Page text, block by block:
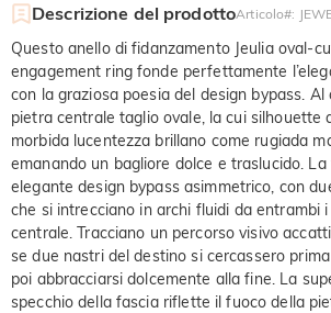
Descrizione del prodottoArticolo#:
Questo anello di fidanzamento Jeulia oval-
engagement ring fonde perfettamente
con la graziosa poesia del design bypass.
pietra centrale taglio ovale, la cui silhouette
morbida lucentezza brillano come rugiada
emanando un bagliore dolce e traslucido.
elegante design bypass asimmetrico, con
che si intrecciano in archi fluidi da entrambi
centrale. Tracciano un percorso visivo
se due nastri del destino si cercassero
poi abbracciarsi dolcemente alla fine. La
specchio della fascia riflette il fuoco della